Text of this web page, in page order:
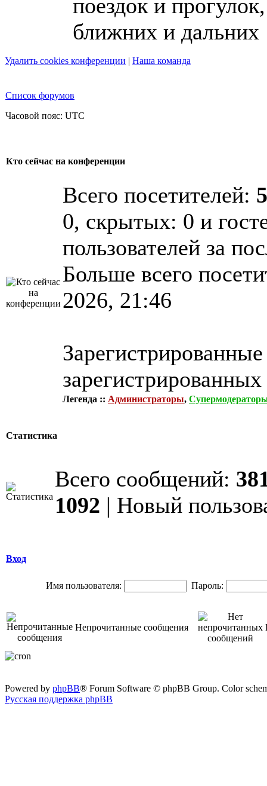
поездок и прогулок,
ближних и дальних
Удалить cookies конференции | Наша команда
Список форумов
Часовой пояс: UTC
Кто сейчас на конференции
Всего посетителей:
0, скрытых: 0 и
пользователей за
Больше всего
2026, 21:46
зарегистрированных
Легенда :: Администраторы,
Статистика
Всего сообщений:
1092 | Новый
Вход
Имя пользователя: Пароль:
Непрочитанные сообщения
Powered by phpBB® Forum Software © phpBB Group. Color
Русская поддержка phpBB